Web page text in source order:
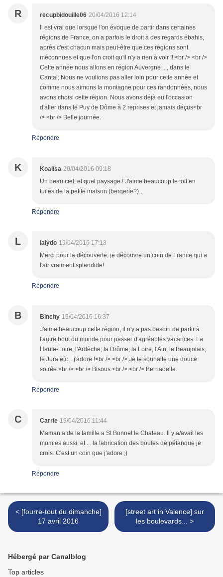
R recupbidouille06 20/04/2016 12:14
Il est vrai que lorsque l'on évoque de partir dans certaines
régions de France, on a parfois le droit à des regards ébahis,
après c'est chacun mais peut-être que ces régions sont
méconnues et que l'on croit qu'il n'y a rien à voir !!!<br /> <br />
Cette année nous allons en région Auvergne ..., dans le
Cantal; Nous ne voulions pas aller loin pour cette année et
comme nous aimons la montagne pour ces randonnées, nous
avons choisi cette région. Nous avons déjà eu l'occasion
d'aller dans le Puy de Dôme à 2 reprises et jamais déçus<br
/> <br /> Belle journée.
Répondre
K Koalisa 20/04/2016 09:18
Un beau ciel, et quel paysage ! J'aime beaucoup le toit en
tuiles de la petite maison (bergerie?)...
Répondre
L lalydo 19/04/2016 17:13
Merci pour la découverte, je découvre un coin de France qui a
l'air vraiment splendide!
Répondre
B Binchy 19/04/2016 16:37
J'aime beaucoup cette région, il n'y a pas besoin de partir à
l'autre bout du monde pour passer d'agréables vacances. La
Haute-Loire, l'Ardèche, la Drôme, la Loire, l'Ain, le Beaujolais,
le Jura etc... j'adore !<br /> <br /> Je te souhaite une douce
soirée.<br /> <br /> Bisous.<br /> <br /> Bernadette.
Répondre
C Carrie 19/04/2016 11:44
Maman a de la famille a St Bonnet le Chateau. Il y a/avait les
momies aussi, et.... la fabrication des boules de pétanque je
crois. C'est un coin que j'adore ;)
Répondre
< [fourre-tout du dimanche]
17 avril 2016
[street art in Valence] sur
les boulevards... >
Hébergé par Canalblog
Top articles